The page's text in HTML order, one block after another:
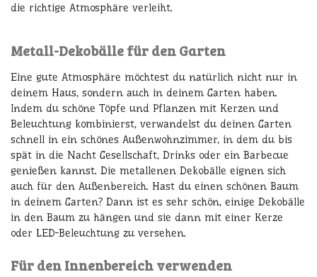
die richtige Atmosphäre verleiht.
Metall-Dekobälle für den Garten
Eine gute Atmosphäre möchtest du natürlich nicht nur in
deinem Haus, sondern auch in deinem Garten haben.
Indem du schöne Töpfe und Pflanzen mit Kerzen und
Beleuchtung kombinierst, verwandelst du deinen Garten
schnell in ein schönes Außenwohnzimmer, in dem du bis
spät in die Nacht Gesellschaft, Drinks oder ein Barbecue
genießen kannst. Die metallenen Dekobälle eignen sich
auch für den Außenbereich. Hast du einen schönen Baum
in deinem Garten? Dann ist es sehr schön, einige Dekobälle
in den Baum zu hängen und sie dann mit einer Kerze
oder LED-Beleuchtung zu versehen.
Für den Innenbereich verwenden